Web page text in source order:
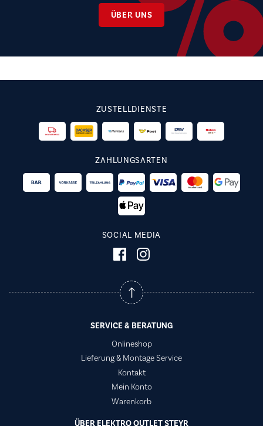
ÜBER UNS
ZUSTELLDIENSTE
ZAHLUNGSARTEN
SOCIAL MEDIA
SERVICE & BERATUNG
Onlineshop
Lieferung & Montage Service
Kontakt
Mein Konto
Warenkorb
ÜBER ELEKTRO OUTLET STEYR